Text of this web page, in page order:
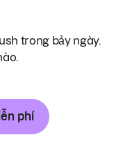
trong bảy ngày.
phí